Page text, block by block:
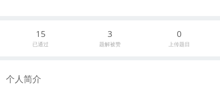
15
已通过
3
题解被赞
0
上传题目
个人简介